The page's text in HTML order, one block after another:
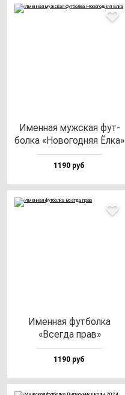
Имен­ная муж­ская фут­
бол­ка «Ново­год­няя Ёлка»
1190 руб
Имен­ная фут­бол­ка
«Всег­да прав»
1190 руб